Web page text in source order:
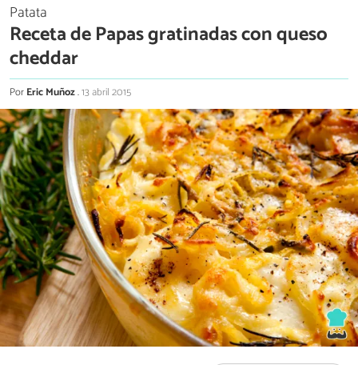
Patata
Receta de Papas gratinadas con queso
cheddar
PorEric Muñoz.13 abril 2015